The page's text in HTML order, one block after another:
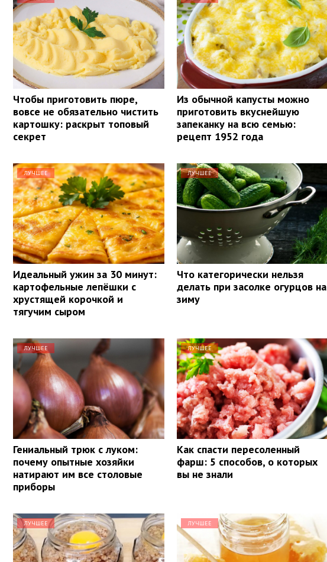
Чтобы приготовить пюре,
вовсе не обязательно чистить
картошку: раскрыт топовый
секрет
Из обычной капусты можно
приготовить вкуснейшую
запеканку на всю семью:
рецепт 1952 года
ЛУЧШЕЕ
Идеальный ужин за 30 минут:
картофельные лепёшки с
хрустящей корочкой и
тягучим сыром
ЛУЧШЕЕ
Что категорически нельзя
делать при засолке огурцов на
зиму
ЛУЧШЕЕ
Гениальный трюк с луком:
почему опытные хозяйки
натирают им все столовые
приборы
ЛУЧШЕЕ
Как спасти пересоленный
фарш: 5 способов, о которых
вы не знали
ЛУЧШЕЕ ЛУЧШЕЕ